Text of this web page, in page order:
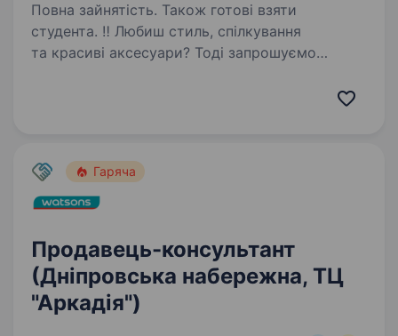
Повна зайнятість. Також готові взяти
студента. ‼ Любиш стиль, спілкування
та красиві аксесуари? Тоді запрошуємо
сонцезахисні окуляри, капелюхи, бейсболки,
Гаряча
Продавець-консультант
(Дніпровська набережна, ТЦ
"Аркадія")